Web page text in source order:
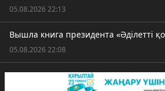
05.08.2026 22:13
Вышла книга президента «Әділетті
05.08.2026 22:08